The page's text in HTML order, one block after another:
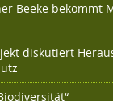
Beeke bekommt
diskutiert